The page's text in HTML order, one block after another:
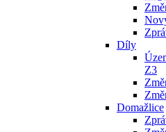
Díly
Z3
Domažlice